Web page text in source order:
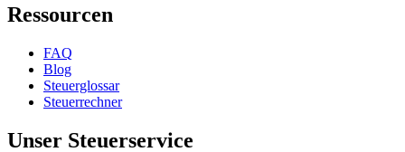
Ressourcen
FAQ
Blog
Steuerglossar
Steuerrechner
Unser Steuerservice